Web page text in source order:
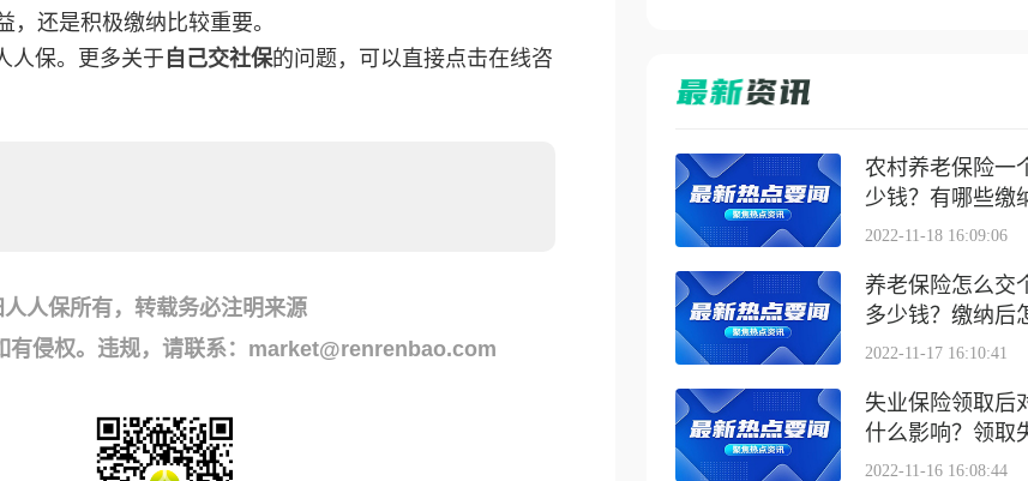
还是积极缴纳比较重要。
人保。更多关于 自己交社保的问题，可以直接点击在线咨
人保所有，转载务必注明来源
有侵权。违规，请联系：market@renrenbao.com
农村养老保险一
少钱？有哪些缴
2022-11-18 16:09:06
养老保险怎么交
多少钱？缴纳后
2022-11-17 16:10:41
失业保险领取后
什么影响？领取
2022-11-16 16:08:44